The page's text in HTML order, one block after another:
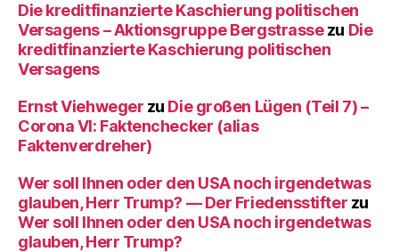
Die kreditfinanzierte Kaschierung politischen
Versagens – Aktionsgruppe Bergstrassezu Die
kreditfinanzierte Kaschierung politischen
Versagens
Ernst Viehweger zu Die großen Lügen (Teil 7) –
Corona VI: Faktenchecker (alias
Faktenverdreher)
Wer soll Ihnen oder den USA noch irgendetwas
glauben, Herr Trump? — Der Friedensstifter zu
Wer soll Ihnen oder den USA noch irgendetwas
glauben, Herr Trump?